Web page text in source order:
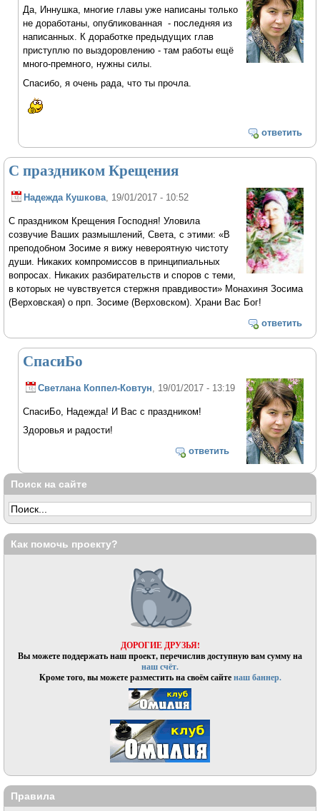
Да, Иннушка, многие главы уже написаны только
не доработаны, опубликованная - последняя из
написанных. К доработке предыдущих глав
приступлю по выздоровлению - там работы ещё
много-премного, нужны силы.
Спасибо, я очень рада, что ты прочла.
ответить
С праздником Крещения
Надежда Кушкова, 19/01/2017 - 10:52
С праздником Крещения Господня! Уловила
созвучие Ваших размышлений, Света, с этими: «В
преподобном Зосиме я вижу невероятную чистоту
души. Никаких компромиссов в принципиальных
вопросах. Никаких разбирательств и споров с теми,
в которых не чувствуется стержня правдивости» Монахиня Зосима
(Верховская) о прп. Зосиме (Верховском). Храни Вас Бог!
ответить
СпасиБо
Светлана Коппел-Ковтун , 19/01/2017 - 13:19
СпасиБо, Надежда! И Вас с праздником!
Здоровья и радости!
ответить
Поиск на сайте
Как помочь проекту?
ДОРОГИЕ ДРУЗЬЯ!
Вы можете поддержать наш проект, перечислив доступную вам сумму на
наш счёт.
Кроме того, вы можете разместить на своём сайтенаш баннер.
Правила